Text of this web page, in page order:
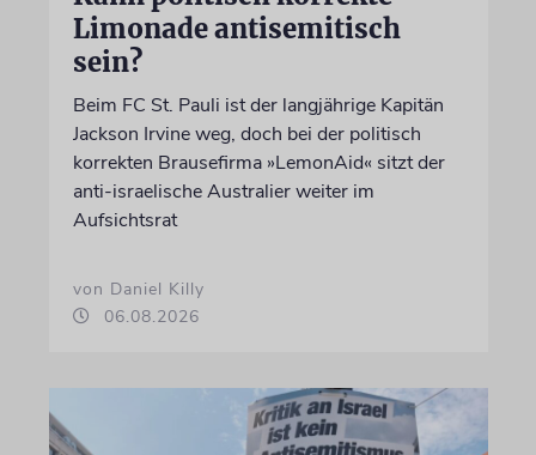
Limonade antisemitisch
sein?
Beim FC St. Pauli ist der langjährige Kapitän
Jackson Irvine weg, doch bei der politisch
korrekten Brausefirma »LemonAid« sitzt der
anti-israelische Australier weiter im
Aufsichtsrat
von Daniel Killy
06.08.2026